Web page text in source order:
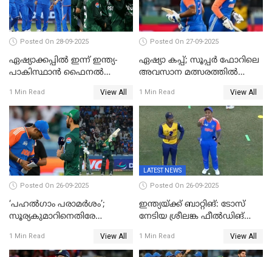
Posted On 28-09-2025
ഏഷ്യാക്കപ്പില്‍ ഇന്ന് ഇന്ത്യ-
പാകിസ്ഥാന്‍ ഫൈനല്‍
1 Min Read View All
Posted On 27-09-2025
ഏഷ്യാ കപ്പ്; സൂപ്പർ ഫോറിലെ
അവസാന മത്സരത്തിൽ
1 Min Read View All
Posted On 26-09-2025
‘പഹൽഗാം പരാമർശം’;
സൂര്യകുമാറിനെതിരേ
ഹാരിസ് റൗഫിനും പിഴ ശിക്ഷ
1 Min Read View All
LATEST NEWS
Posted On 26-09-2025
ഇന്ത്യയ്ക്ക് ബാറ്റിങ്: ടോസ്
നേടിയ ശ്രീലങ്ക ഫീൽഡിങ്
1 Min Read View All